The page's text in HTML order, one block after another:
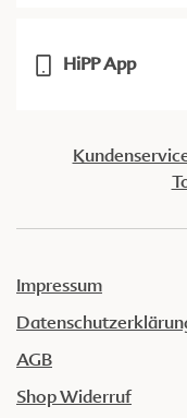
HiPP App
Impressum
AGB
Shop Widerruf